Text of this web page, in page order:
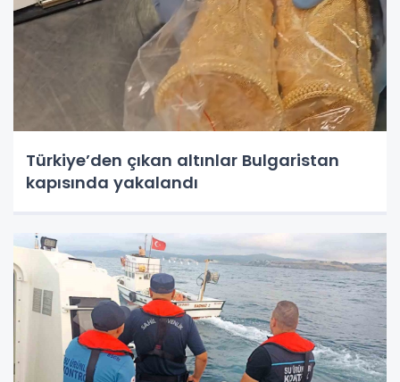
Türkiye’den çıkan altınlar Bulgaristan
kapısında yakalandı